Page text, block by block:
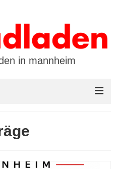
in mannheim